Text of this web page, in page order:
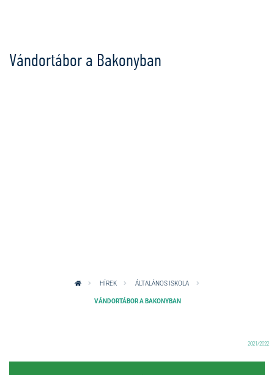
Vándortábor a Bakonyban
HÍREK ÁLTALÁNOS ISKOLA
VÁNDORTÁBOR A BAKONYBAN
2021/2022